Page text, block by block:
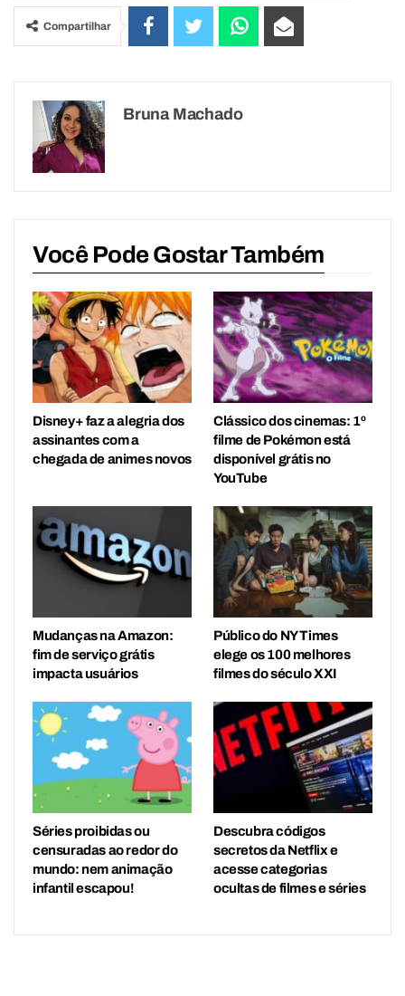
Compartilhar
Bruna Machado
Você Pode Gostar Também
Disney+ faz a alegria dos
assinantes com a
chegada de animes novos
Clássico dos cinemas: 1º
filme de Pokémon está
disponível grátis no
YouTube
Mudanças na Amazon:
fim de serviço grátis
impacta usuários
Público do NY Times
elege os 100 melhores
filmes do século XXI
Séries proibidas ou
censuradas ao redor do
mundo: nem animação
infantil escapou!
Descubra códigos
secretos da Netflix e
acesse categorias
ocultas de filmes e séries